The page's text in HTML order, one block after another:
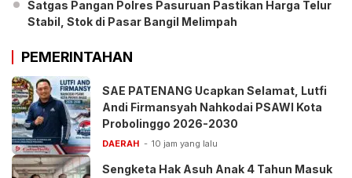
Satgas Pangan Polres Pasuruan Pastikan Harga Telur
Stabil, Stok di Pasar Bangil Melimpah
PEMERINTAHAN
SAE PATENANG Ucapkan Selamat, Lutfi
Andi Firmansyah Nahkodai PSAWI Kota
Probolinggo 2026-2030
DAERAH 10 jam yang lalu
Sengketa Hak Asuh Anak 4 Tahun Masuk